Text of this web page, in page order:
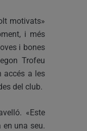
motivats»
i més
i bones
Trofeu
accés a les
del club.
«Este
una seu.